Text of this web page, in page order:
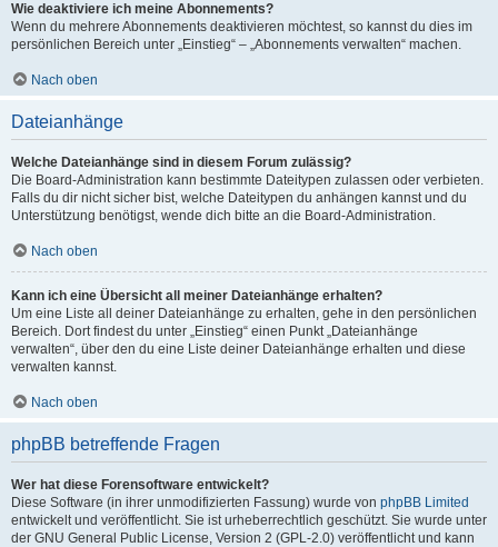
Wie deaktiviere ich meine Abonnements?
Wenn du mehrere Abonnements deaktivieren möchtest, so kannst du dies im
persönlichen Bereich unter „Einstieg“ – „Abonnements verwalten“ machen.
Nach oben
Dateianhänge
Welche Dateianhänge sind in diesem Forum zulässig?
Die Board-Administration kann bestimmte Dateitypen zulassen oder verbieten.
Falls du dir nicht sicher bist, welche Dateitypen du anhängen kannst und du
Unterstützung benötigst, wende dich bitte an die Board-Administration.
Nach oben
Kann ich eine Übersicht all meiner Dateianhänge erhalten?
Um eine Liste all deiner Dateianhänge zu erhalten, gehe in den persönlichen
Bereich. Dort findest du unter „Einstieg“ einen Punkt „Dateianhänge
verwalten“, über den du eine Liste deiner Dateianhänge erhalten und diese
verwalten kannst.
Nach oben
phpBB betreffende Fragen
Wer hat diese Forensoftware entwickelt?
Diese Software (in ihrer unmodifizierten Fassung) wurde von phpBB Limited
entwickelt und veröffentlicht. Sie ist urheberrechtlich geschützt. Sie wurde unter
der GNU General Public License, Version 2 (GPL-2.0) veröffentlicht und kann